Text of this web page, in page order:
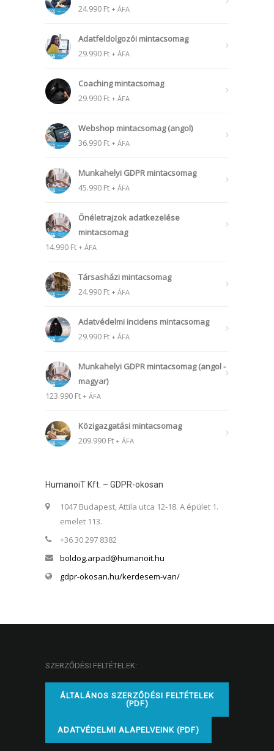
24.990 Ft + ÁFA
Adatfeldolgozói mintacsomag
29.990 Ft + ÁFA
Coaching mintacsomag
29.990 Ft + ÁFA
Webshop mintacsomag (angol)
36.990 Ft + ÁFA
Munkahelyi GDPR mintacsomag
45.990 Ft + ÁFA
Önéletrajzok adatkezelése
mintacsomag
14.990 Ft + ÁFA
Társasházi mintacsomag
24.990 Ft + ÁFA
Adatvédelmi incidens mintacsomag
29.990 Ft + ÁFA
Munkahelyi GDPR mintacsomag (angol -
magyar)
123.990 Ft + ÁFA
Közigazgatási mintacsomag
209.990 Ft + ÁFA
HumanoiT Kft. – GDPR-okosan
1047 Budapest, Attila utca 12-18. A épület 1.
emelet 113.
+36 30 297 8382
boldog.arpad@humanoit.hu
gdpr-okosan.hu/kerdesem-van/
SZERZŐDÉSI FELTÉTELEK:
ÁLTALÁNOS SZERZŐDÉSI FELTÉTELEK
(PDF)
ADATVÉDELMI ALAPELVEINK (PDF)